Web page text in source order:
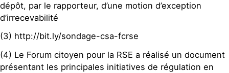
dépôt, par le rapporteur, d’une motion d’exception
d’irrecevabilité
(3) http://bit.ly/sondage-csa-fcrse
(4) Le Forum citoyen pour la RSE a réalisé un document
présentant les principales initiatives de régulation en